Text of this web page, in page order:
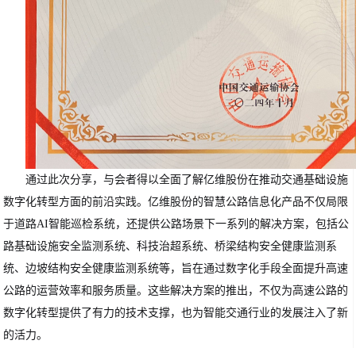
通过此次分享，与会者得以全面了解亿维股份在推动交通基础设施
数字化转型方面的前沿实践。亿维股份的智慧公路信息化产品不仅局限
于道路AI智能巡检系统，还提供公路场景下一系列的解决方案，包括公
路基础设施安全监测系统、科技治超系统、桥梁结构安全健康监测系
统、边坡结构安全健康监测系统等，旨在通过数字化手段全面提升高速
公路的运营效率和服务质量。这些解决方案的推出，不仅为高速公路的
数字化转型提供了有力的技术支撑，也为智能交通行业的发展注入了新
的活力。